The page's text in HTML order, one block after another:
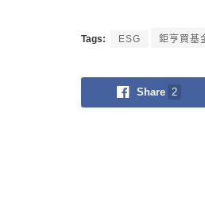
Tags: ESG 鉅亨買基
Share 2